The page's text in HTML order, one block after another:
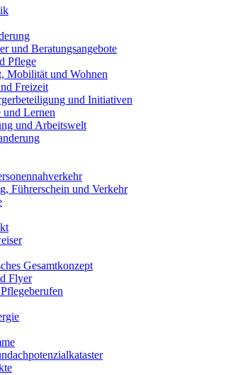
und Beratungsangebote
Pflege
Mobilität und Wohnen
Freizeit
und Initiativen
und Lernen
und Arbeitswelt
Führerschein und Verkehr
Gesamtkonzept
Flyer